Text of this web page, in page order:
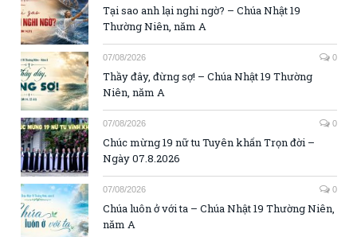
Tại sao anh lại nghi ngờ? – Chúa Nhật 19
Thường Niên, năm A
07/08/2026 0
Thầy đây, đừng sợ! – Chúa Nhật 19 Thường
Niên, năm A
07/08/2026 0
Chúc mừng 19 nữ tu Tuyên khấn Trọn đời –
Ngày 07.8.2026
07/08/2026 0
Chúa luôn ở với ta – Chúa Nhật 19 Thường Niên,
năm A